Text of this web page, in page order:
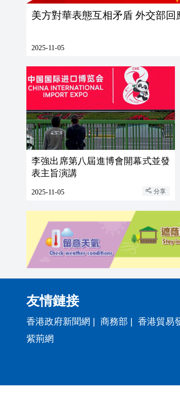
美方對華表態互相矛盾 外交部回
2025-11-05
李強出席第八屆進博會開幕式並發
表主旨演講
2025-11-05 分享
友情鏈接
香港政府新聞網 商務部 香港貿易
紫荊網